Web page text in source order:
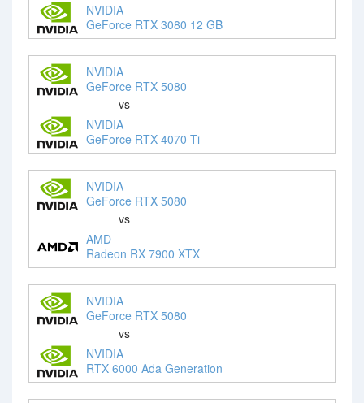
NVIDIA
GeForce RTX 3080 12 GB
NVIDIA
GeForce RTX 5080
vs
NVIDIA
GeForce RTX 4070 Ti
NVIDIA
GeForce RTX 5080
vs
AMD
Radeon RX 7900 XTX
NVIDIA
GeForce RTX 5080
vs
NVIDIA
RTX 6000 Ada Generation